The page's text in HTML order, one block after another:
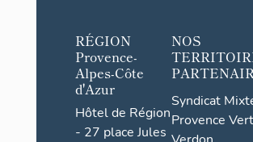
RÉGION
Provence-
Alpes-Côte
d'Azur
Hôtel de Région
- 27 place Jules
NOS
Syndicat
Provence